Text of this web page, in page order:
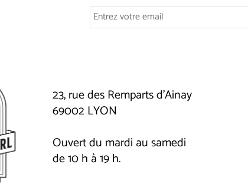
23, rue des Remparts d'Ainay
69002 LYON
Ouvert du mardi au samedi
de 10 h à 19 h.